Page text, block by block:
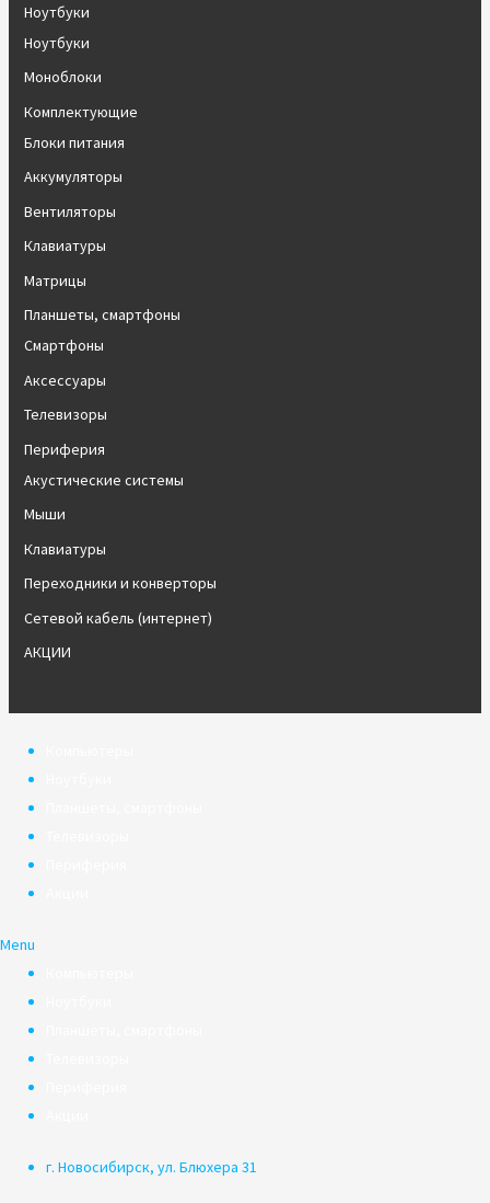
Ноутбуки
Ноутбуки
Моноблоки
Комплектующие
Блоки питания
Аккумуляторы
Вентиляторы
Клавиатуры
Матрицы
Планшеты, смартфоны
Смартфоны
Аксессуары
Телевизоры
Периферия
Акустические системы
Мыши
Клавиатуры
Переходники и конверторы
Сетевой кабель (интернет)
АКЦИИ
Menu
г. Новосибирск, ул. Блюхера 31